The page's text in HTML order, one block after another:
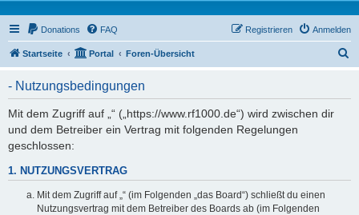
Donations FAQ Anmelden
Registrieren
Startseite Portal Foren-Übersicht
- Nutzungsbedingungen
Mit dem Zugriff auf „“ („https://www.rf1000.de“) wird zwischen dir
und dem Betreiber ein Vertrag mit folgenden Regelungen
geschlossen:
1. NUTZUNGSVERTRAG
Mit dem Zugriff auf „“ (im Folgenden „das Board“) schließt du einen
Nutzungsvertrag mit dem Betreiber des Boards ab (im Folgenden